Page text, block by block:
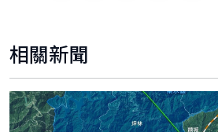
相關新聞